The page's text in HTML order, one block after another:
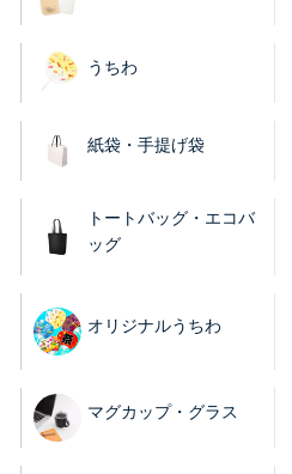
うちわ
紙袋・手提げ袋
トートバッグ・エコバ
ッグ
オリジナルうちわ
マグカップ・グラス